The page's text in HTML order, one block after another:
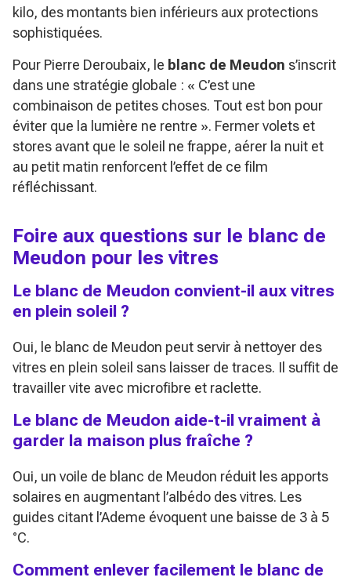
kilo, des montants bien inférieurs aux protections
sophistiquées.
Pour Pierre Deroubaix, le blanc de Meudon s’inscrit
dans une stratégie globale : « C’est une
combinaison de petites choses. Tout est bon pour
éviter que la lumière ne rentre ». Fermer volets et
stores avant que le soleil ne frappe, aérer la nuit et
au petit matin renforcent l’effet de ce film
réfléchissant.
Foire aux questions sur le blanc de
Meudon pour les vitres
Le blanc de Meudon convient-il aux vitres
en plein soleil ?
Oui, le blanc de Meudon peut servir à nettoyer des
vitres en plein soleil sans laisser de traces. Il suffit de
travailler vite avec microfibre et raclette.
Le blanc de Meudon aide-t-il vraiment à
garder la maison plus fraîche ?
Oui, un voile de blanc de Meudon réduit les apports
solaires en augmentant l’albédo des vitres. Les
guides citant l’Ademe évoquent une baisse de 3 à 5
°C.
Comment enlever facilement le blanc de